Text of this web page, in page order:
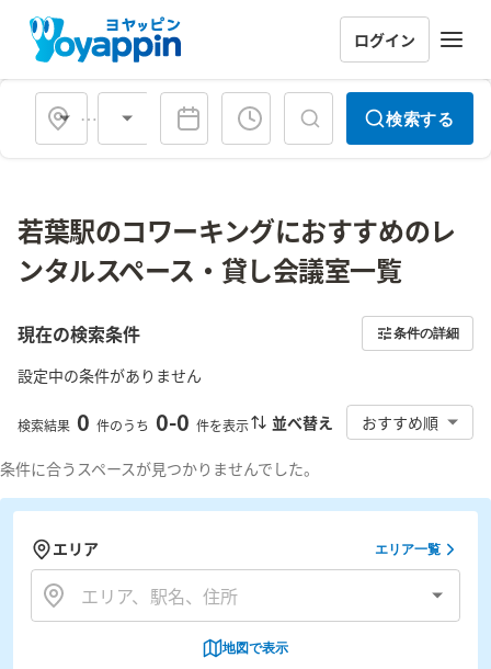
ログイン
会場タイプ 検索する
若葉駅のコワーキングにおすすめのレ
ンタルスペース・貸し会議室一覧
現在の検索条件 条件の詳細
設定中の条件がありません
検索結果 0 件のうち 0-0 件を表示 並べ替え おすすめ順
条件に合うスペースが見つかりませんでした。
エリア エリア一覧
地図で表示